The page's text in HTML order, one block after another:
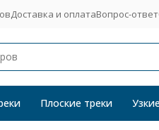
Доставка и оплатаВопрос-ответ
Плоские треки